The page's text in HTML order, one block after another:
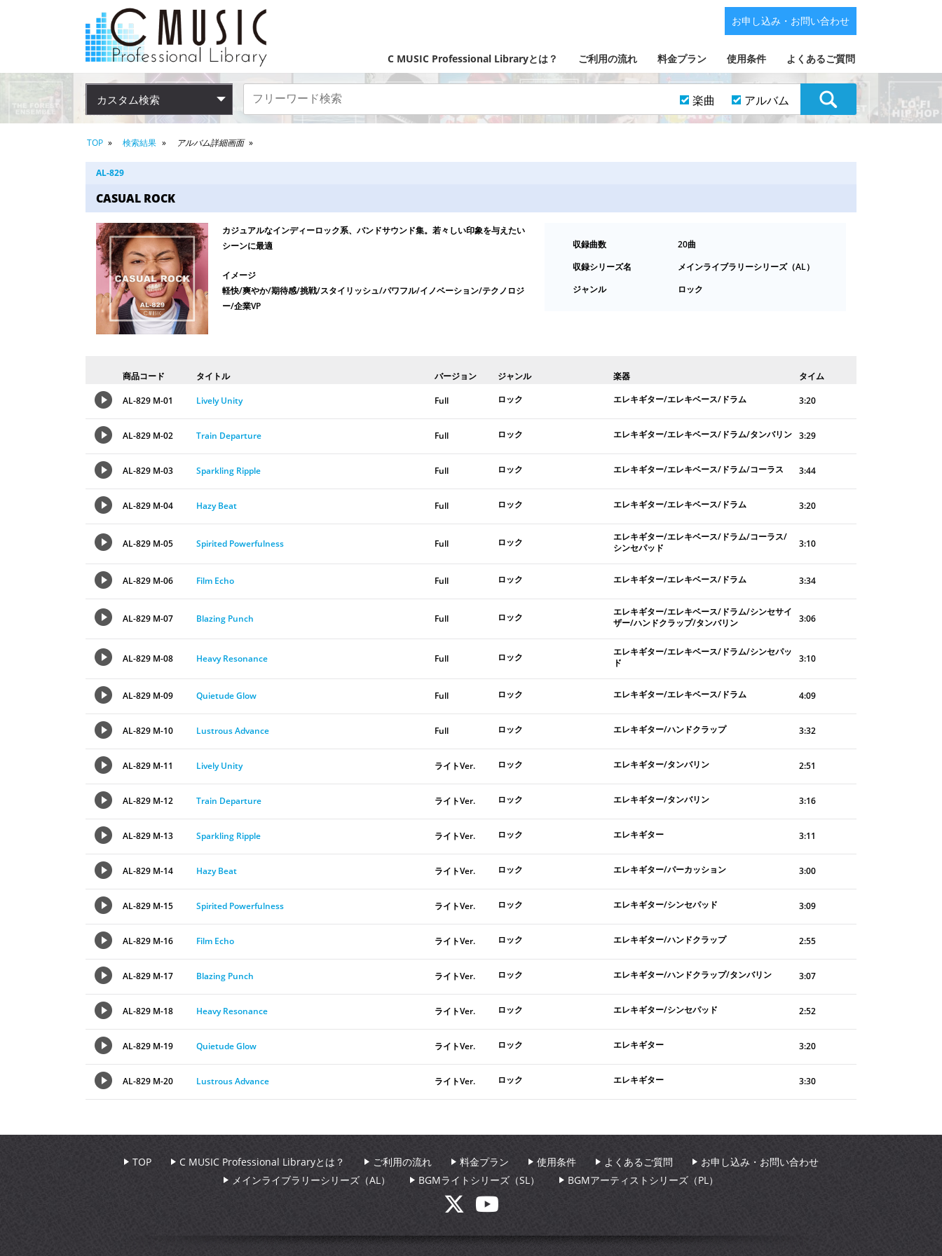
C MUSIC Professional Libraryとは？ ご利用の流れ 料金プラン 使用条件 よくあるご質問
お申し込み・お問い合わせ
カスタム検索 楽曲 アルバム
TOP 検索結果 アルバム詳細画面
AL-829
CASUAL ROCK
カジュアルなインディーロック系、バンドサウンド集。若々しい印象を与えたい
シーンに最適
イメージ
軽快/爽やか/期待感/挑戦/スタイリッシュ/パワフル/イノベーション/テクノロジ
ー/企業VP
収録曲数
20曲
収録シリーズ名
メインライブラリーシリーズ（AL）
ジャンル
ロック
商品コード タイトル バージョン ジャンル 楽器 タイム
AL-829 M-01 Lively Unity Full ロック エレキギター/エレキベース/ドラム 3:20
AL-829 M-02 Train Departure Full ロック エレキギター/エレキベース/ドラム/タンバリン 3:29
AL-829 M-03 Sparkling Ripple Full ロック エレキギター/エレキベース/ドラム/コーラス 3:44
AL-829 M-04 Hazy Beat Full ロック エレキギター/エレキベース/ドラム 3:20
AL-829 M-05 Spirited Powerfulness Full ロック
エレキギター/エレキベース/ドラム/コーラス/
シンセパッド
3:10
AL-829 M-06 Film Echo Full ロック エレキギター/エレキベース/ドラム 3:34
AL-829 M-07 Blazing Punch Full ロック
エレキギター/エレキベース/ドラム/シンセサイ
ザー/ハンドクラップ/タンバリン
3:06
AL-829 M-08 Heavy Resonance Full ロック
エレキギター/エレキベース/ドラム/シンセパッ
ド
3:10
AL-829 M-09 Quietude Glow Full ロック エレキギター/エレキベース/ドラム 4:09
AL-829 M-10 Lustrous Advance Full ロック エレキギター/ハンドクラップ 3:32
AL-829 M-11 Lively Unity ライトVer. ロック エレキギター/タンバリン 2:51
AL-829 M-12 Train Departure ライトVer. ロック エレキギター/タンバリン 3:16
AL-829 M-13 Sparkling Ripple ライトVer. ロック エレキギター 3:11
AL-829 M-14 Hazy Beat ライトVer. ロック エレキギター/パーカッション 3:00
AL-829 M-15 Spirited Powerfulness ライトVer. ロック エレキギター/シンセパッド 3:09
AL-829 M-16 Film Echo ライトVer. ロック エレキギター/ハンドクラップ 2:55
AL-829 M-17 Blazing Punch ライトVer. ロック エレキギター/ハンドクラップ/タンバリン 3:07
AL-829 M-18 Heavy Resonance ライトVer. ロック エレキギター/シンセパッド 2:52
AL-829 M-19 Quietude Glow ライトVer. ロック エレキギター 3:20
AL-829 M-20 Lustrous Advance ライトVer. ロック エレキギター 3:30
TOP C MUSIC Professional Libraryとは？ ご利用の流れ 料金プラン 使用条件 よくあるご質問
お申し込み・お問い合わせ
メインライブラリーシリーズ（AL）
BGMライトシリーズ（SL） BGMアーティストシリーズ（PL）